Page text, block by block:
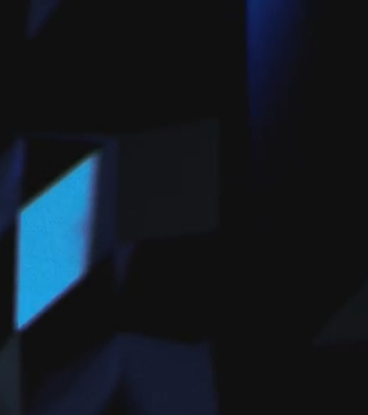
chez tous les peuples, est de servir d’arbitre
en Amérique - 1848 Tome 1 Chapitre VI
NOS SERVICES